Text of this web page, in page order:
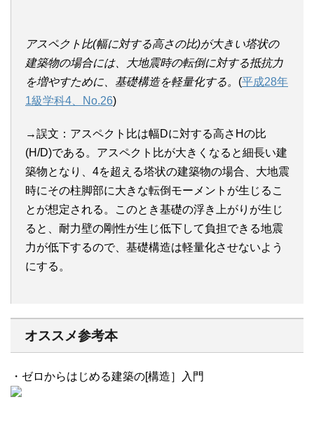
アスペクト比(幅に対する高さの比)が大きい塔状の
建築物の場合には、大地震時の転倒に対する抵抗力
を増やすために、基礎構造を軽量化する。 (平成28年
1級学科4、No.26)
→誤文：アスペクト比は幅Dに対する高さHの比
(H/D)である。アスペクト比が大きくなると細長い建
築物となり、4を超える塔状の建築物の場合、大地震
時にその柱脚部に大きな転倒モーメントが生じるこ
とが想定される。このとき基礎の浮き上がりが生じ
ると、耐力壁の剛性が生じ低下して負担できる地震
力が低下するので、基礎構造は軽量化させないよう
にする。
オススメ参考本
・ゼロからはじめる建築の[構造］入門